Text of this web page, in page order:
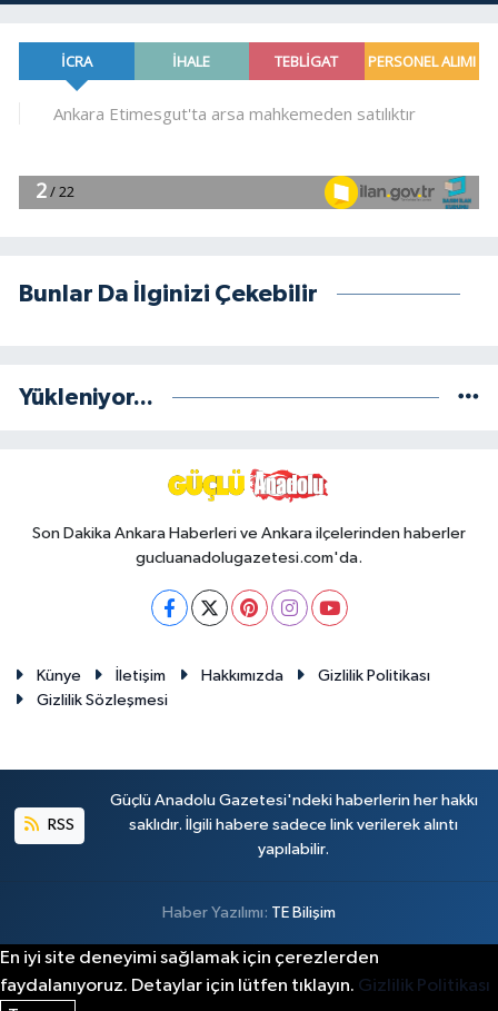
Bunlar Da İlginizi Çekebilir
Yükleniyor...
Son Dakika Ankara Haberleri ve Ankara ilçelerinden haberler
gucluanadolugazetesi.com'da.
Künye İletişim Hakkımızda
Gizlilik Politikası
Gizlilik Sözleşmesi
RSS
Güçlü Anadolu Gazetesi'ndeki haberlerin her hakkı
saklıdır. İlgili habere sadece link verilerek alıntı
yapılabilir.
Haber Yazılımı: TE Bilişim
En iyi site deneyimi sağlamak için çerezlerden
faydalanıyoruz. Detaylar için lütfen tıklayın. Gizlilik Politikası